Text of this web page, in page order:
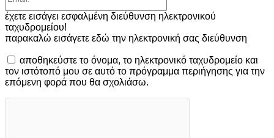
έχετε εισάγει εσφαλμένη διεύθυνση ηλεκτρονικού
ταχυδρομείου!
παρακαλώ εισάγετε εδώ την ηλεκτρονική σας διεύθυνση
αποθηκεύστε το όνομα, το ηλεκτρονικό ταχυδρομείο και
τον ιστότοπό μου σε αυτό το πρόγραμμα περιήγησης για την
επόμενη φορά που θα σχολιάσω.